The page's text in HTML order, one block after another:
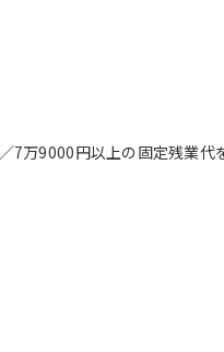
万9000円以上の固定残業代